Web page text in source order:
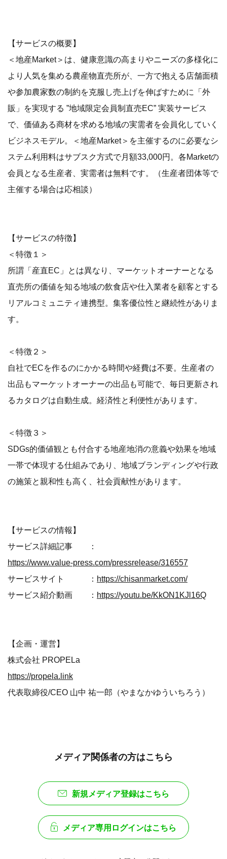
【サービスの概要】
＜地産Market＞は、健康意識の高まりやニーズの多様化に
より人気を集める農産物直売所が、一方で抱える店舗面積
や参加農家数の制約を克服し売上げを伸ばすために「外
販」を実現する ”地域限定会員制直売EC” 実装サービス
で、価値ある商材を求める地域の実需者を会員化していく
ビジネスモデル。＜地産Market＞を主催するのに必要なシ
ステム利用料はサブスク方式で月額33,000円。各Marketの
会員となる生産者、実需者は無料です。（生産者団体等で
主催する場合は応相談）
【サービスの特徴】
＜特徴１＞
所謂「産直EC」とは異なり、マーケットオーナーとなる
直売所の価値を知る地域の飲食店や仕入業者を顧客とする
リアルコミュニティ連携型。集客優位性と継続性がありま
す。
＜特徴２＞
自社でECを作るのにかかる時間や経費は不要。生産者の
出品もマーケットオーナーの出品も可能で、毎日更新され
るカタログは自動生成。経済性と利便性があります。
＜特徴３＞
SDGs的価値観とも付合する地産地消の意義や効果を地域
一帯で体現する仕組みであり、地域ブランディングや行政
の施策と親和性も高く、社会貢献性があります。
【サービスの情報】
サービス詳細記事 ：
https://www.value-press.com/pressrelease/316557
サービスサイト ： https://chisanmarket.com/
サービス紹介動画 ： https://youtu.be/KkON1KJl16Q
【企画・運営】
株式会社 PROPELa
https://propela.link
代表取締役/CEO 山中 祐一郎（やまなかゆういちろう）
メディア関係者の方はこちら
新規メディア登録はこちら
メディア専用ログインはこちら